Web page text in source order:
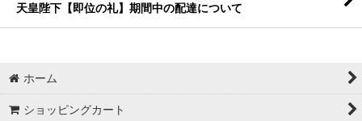
天皇陛下【即位の礼】期間中の配達について
ホーム
ショッピングカート